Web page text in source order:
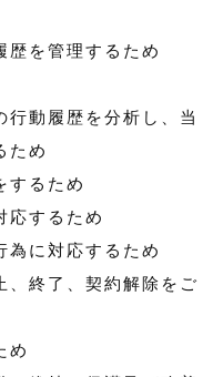
歴を管理するため
行動履歴を分析し、当
ため
するため
応するため
為に対応するため
、終了、契約解除をご
め